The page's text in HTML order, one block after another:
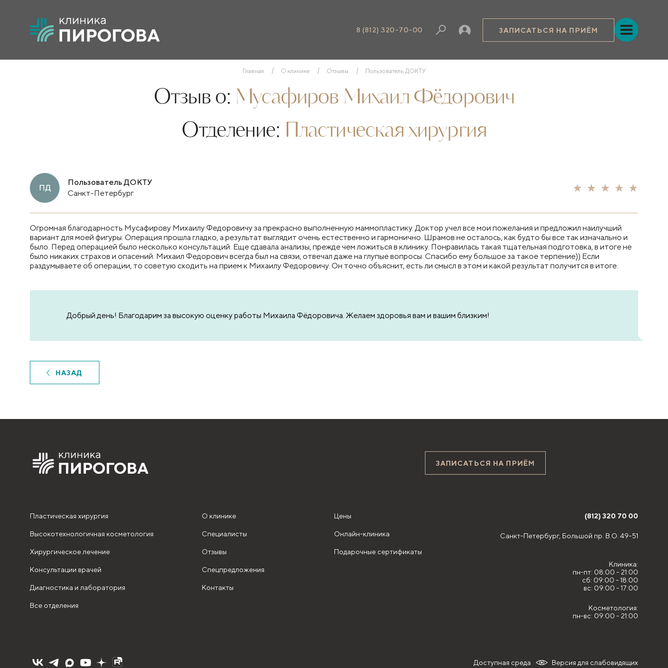
8 (812) 320-70-00 ЗАПИСАТЬСЯ НА ПРИЁМ
Главная О клинике Отзывы Пользователь ДОКТУ
Отзыв о: Мусафиров Михаил Фёдорович
Отделение: Пластическая хирургия
ПД
Пользователь ДОКТУ
Санкт-Петербург
Огромная благодарность Мусафирову Михаилу Федоровичу за прекрасно выполненную маммопластику. Доктор учел все мои пожелания и предложил наилучший
вариант для моей фигуры. Операция прошла гладко, а результат выглядит очень естественно и гармонично. Шрамов не осталось, как будто бы все так изначально и
было. Перед операцией было несколько консультаций. Еще сдавала анализы, прежде чем ложиться в клинику. Понравилась такая тщательная подготовка, в итоге не
было никаких страхов и опасений. Михаил Федорович всегда был на связи, отвечал даже на глупые вопросы. Спасибо ему большое за такое терпение)) Если
раздумываете об операции, то советую сходить на прием к Михаилу Федоровичу. Он точно объяснит, есть ли смысл в этом и какой результат получится в итоге.
Добрый день! Благодарим за высокую оценку работы Михаила Фёдоровича. Желаем здоровья вам и вашим близким!
НАЗАД
ЗАПИСАТЬСЯ НА ПРИЁМ
Пластическая хирургия
Высокотехнологичная косметология
Хирургическое лечение
Консультации врачей
Диагностика и лаборатория
Все отделения
О клинике
Специалисты
Отзывы
Спецпредложения
Контакты
Цены
Онлайн-клиника
Подарочные сертификаты
(812) 320 70 00
Санкт-Петербург, Большой пр. В.О. 49-51
Клиника:
пн-пт: 08:00 - 21:00
сб: 09:00 - 18:00
вс: 09:00 - 17:00
Косметология:
пн-вс: 09:00 - 21:00
Версия для слабовидящих
Доступная среда